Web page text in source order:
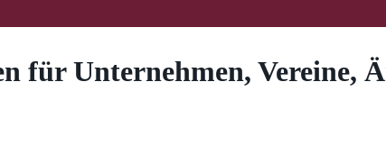
für Unternehmen, Vereine,